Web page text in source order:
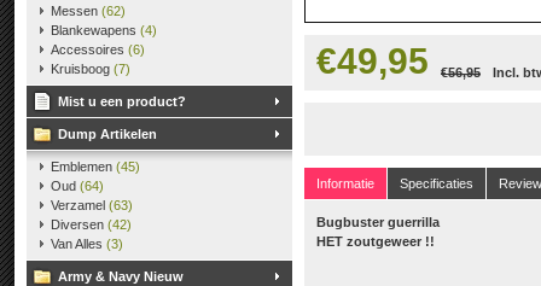
Messen (62)
Blankewapens (4)
Accessoires (6)
Kruisboog (7)
Mist u een product?
Dump Artikelen
Emblemen (45)
Oud (64)
Verzamel (63)
Diversen (42)
Van Alles (3)
Army & Navy Nieuw
€49,95 €56,95 Incl.
Informatie Specificaties
Bugbuster guerrilla
HET zoutgeweer !!